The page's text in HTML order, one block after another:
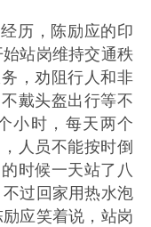
历，陈励应的印
站岗维持交通秩
，劝阻行人和非
戴头盔出行等不
小时，每天两个
人员不能按时倒
时候一天站了八
过回家用热水泡
应笑着说，站岗